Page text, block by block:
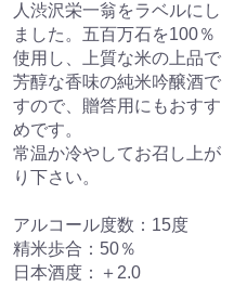
人渋沢栄一翁をラベルにし
ました。五百万石を100％
使用し、上質な米の上品で
芳醇な香味の純米吟醸酒で
すので、贈答用にもおすす
めです。
常温か冷やしてお召し上が
り下さい。
アルコール度数：15度
精米歩合：50％
日本酒度：＋2.0